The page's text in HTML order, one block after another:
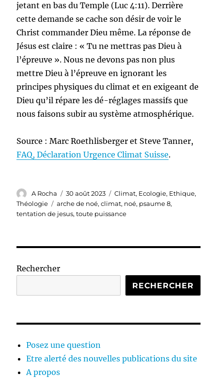
jetant en bas du Temple (Luc 4:11). Derrière
cette demande se cache son désir de voir le
Christ commander Dieu même. La réponse de
Jésus est claire : « Tu ne mettras pas Dieu à
l’épreuve ». Nous ne devons pas non plus
mettre Dieu à l’épreuve en ignorant les
principes physiques du climat et en exigeant de
Dieu qu’il répare les dé-réglages massifs que
nous faisons subir au système atmosphérique.
Source : Marc Roethlisberger et Steve Tanner,
FAQ, Déclaration Urgence Climat Suisse.
Auteur
A Rocha
Publié
le
30 août 2023 Catégories
Climat, Ecologie, Ethique,
Théologie
Étiquettes
arche de noé,climat, noé, psaume 8,
tentation de jesus,toute puissance
Rechercher
RECHERCHER
Posez une question
Etre alerté des nouvelles publications du site
A propos